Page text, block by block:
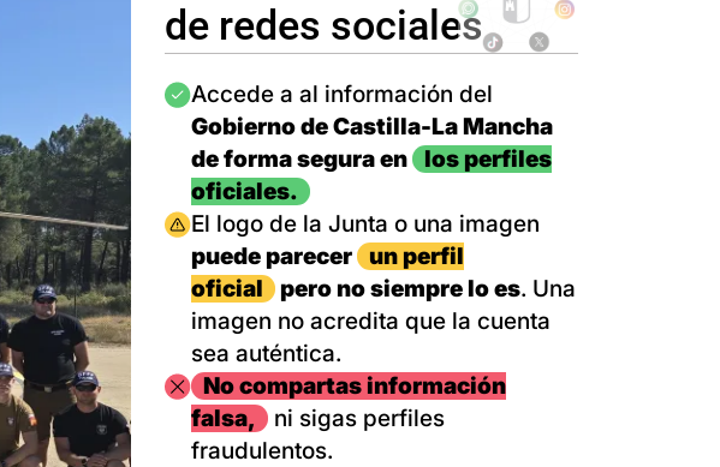
de redes sociales
Imagen
Accede a al información del
Gobierno de Castilla-La Mancha
de forma segura en
los perfiles
oficiales.
Imagen
El logo de la Junta o una imagen
puede parecer
un perfil
oficial
pero no siempre lo es. Una
imagen no acredita que la cuenta
sea auténtica.
ImagenNo compartas información
falsa,
ni sigas perfiles
fraudulentos.